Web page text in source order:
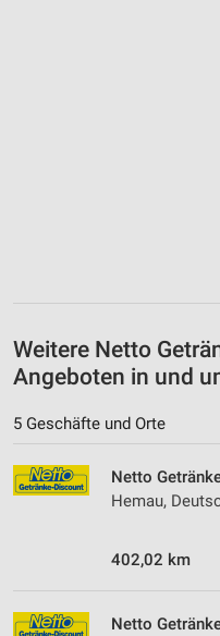
Weitere Netto
Angeboten in und
5 Geschäfte und Orte
Netto
Hemau,
402,02 km
Netto